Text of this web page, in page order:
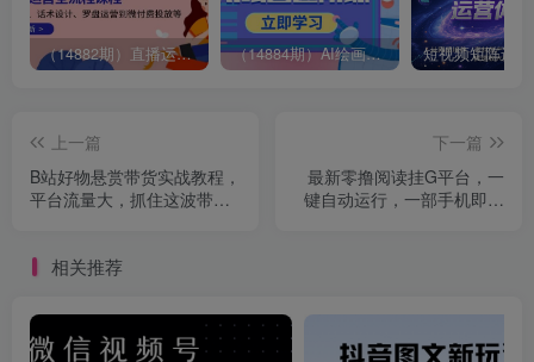
（14882期）直播运营全流程课程-5月更新：从起号、话术设计、罗盘运营到微付费投放等 （14884期）AI绘画进阶课，涵盖电商摄影等多领域，PS操作与AI工具使用全面教学
上一篇
B站好物悬赏带货实战教程，
平台流量大，抓住这波带货
下一篇
最新零撸阅读挂G平台，一
键自动运行，一部手机即可
相关推荐